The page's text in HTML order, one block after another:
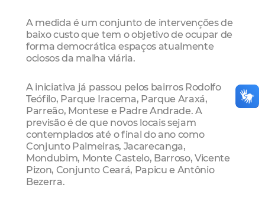
A medida é um conjunto de intervenções de
baixo custo que tem o objetivo de ocupar de
forma democrática espaços atualmente
ociosos da malha viária.
A iniciativa já passou pelos bairros Rodolfo
Teófilo, Parque Iracema, Parque Araxá,
Parreão, Montese e Padre Andrade. A
previsão é de que novos locais sejam
contemplados até o final do ano como
Conjunto Palmeiras, Jacarecanga,
Mondubim, Monte Castelo, Barroso, Vicente
Pizon, Conjunto Ceará, Papicu e Antônio
Bezerra.